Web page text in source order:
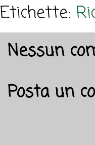
Etichette:
Nessun
Posta un